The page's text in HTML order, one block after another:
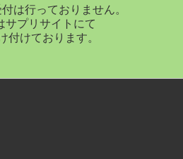
は行っておりません。
サプリサイトにて
付けております。